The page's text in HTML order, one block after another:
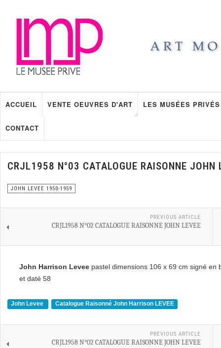
ACCUEIL VENTE OEUVRES D'ART LES MUSÉES PRIVÉS
CONTACT
CRJL1958 N°03 CATALOGUE RAISONNE JOHN
JOHN LEVEE 1950-1959
PREVIOUS ARTICLE
CRJL1958 N°02 CATALOGUE RAISONNE JOHN LEVEE
John Harrison Levee pastel dimensions 106 x 69 cm signé en
et daté 58
John Levee Catalogue Raisonné John Harrison LEVEE
PREVIOUS ARTICLE
CRJL1958 N°02 CATALOGUE RAISONNE JOHN LEVEE